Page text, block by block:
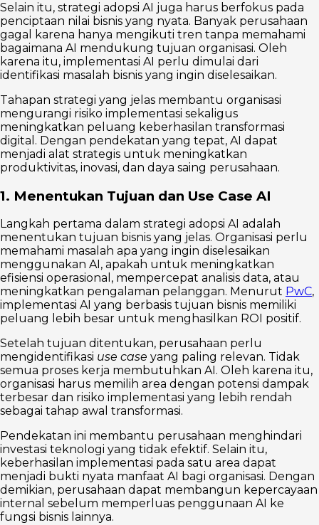
Selain itu, strategi adopsi AI juga harus berfokus pada
penciptaan nilai bisnis yang nyata. Banyak perusahaan
gagal karena hanya mengikuti tren tanpa memahami
bagaimana AI mendukung tujuan organisasi. Oleh
karena itu, implementasi AI perlu dimulai dari
identifikasi masalah bisnis yang ingin diselesaikan.
Tahapan strategi yang jelas membantu organisasi
mengurangi risiko implementasi sekaligus
meningkatkan peluang keberhasilan transformasi
digital. Dengan pendekatan yang tepat, AI dapat
menjadi alat strategis untuk meningkatkan
produktivitas, inovasi, dan daya saing perusahaan.
1. Menentukan Tujuan dan Use Case AI
Langkah pertama dalam strategi adopsi AI adalah
menentukan tujuan bisnis yang jelas. Organisasi perlu
memahami masalah apa yang ingin diselesaikan
menggunakan AI, apakah untuk meningkatkan
efisiensi operasional, mempercepat analisis data, atau
meningkatkan pengalaman pelanggan. Menurut PwC,
implementasi AI yang berbasis tujuan bisnis memiliki
peluang lebih besar untuk menghasilkan ROI positif.
Setelah tujuan ditentukan, perusahaan perlu
mengidentifikasi use case yang paling relevan. Tidak
semua proses kerja membutuhkan AI. Oleh karena itu,
organisasi harus memilih area dengan potensi dampak
terbesar dan risiko implementasi yang lebih rendah
sebagai tahap awal transformasi.
Pendekatan ini membantu perusahaan menghindari
investasi teknologi yang tidak efektif. Selain itu,
keberhasilan implementasi pada satu area dapat
menjadi bukti nyata manfaat AI bagi organisasi. Dengan
demikian, perusahaan dapat membangun kepercayaan
internal sebelum memperluas penggunaan AI ke
fungsi bisnis lainnya.